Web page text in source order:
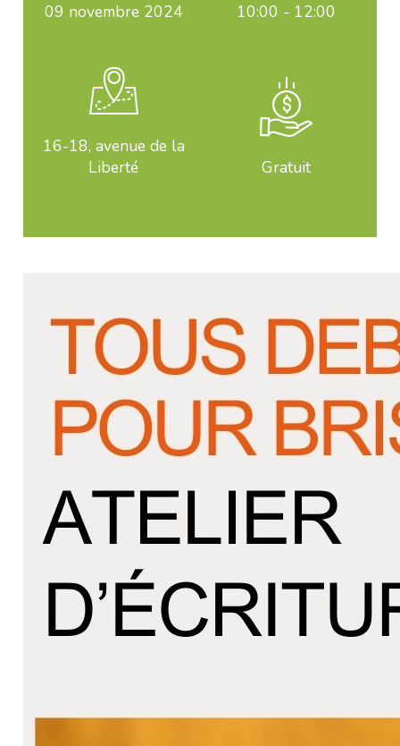
09 novembre 2024 10:00 - 12:00
16-18, avenue de la
Liberté
Gratuit